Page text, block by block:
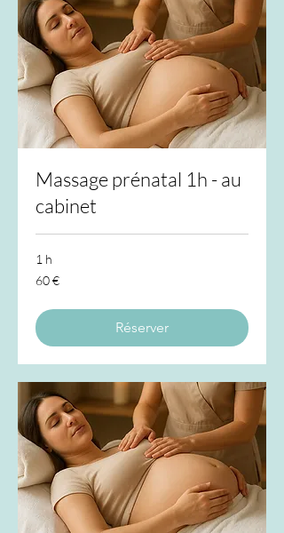
Massage prénatal 1h - au
cabinet
1 h
60
euros
60 €
Réserver